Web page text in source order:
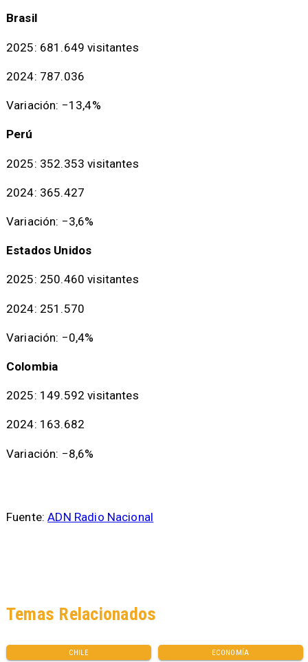
Brasil
2025: 681.649 visitantes
2024: 787.036
Variación: −13,4%
Perú
2025: 352.353 visitantes
2024: 365.427
Variación: −3,6%
Estados Unidos
2025: 250.460 visitantes
2024: 251.570
Variación: −0,4%
Colombia
2025: 149.592 visitantes
2024: 163.682
Variación: −8,6%
Fuente:ADN Radio Nacional
CHILE ECONOMÍA
Temas Relacionados